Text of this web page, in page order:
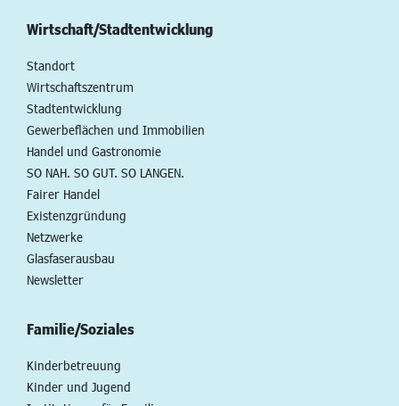
Wirtschaft/Stadtentwicklung
Standort
Wirtschaftszentrum
Stadtentwicklung
Gewerbeflächen und Immobilien
Handel und Gastronomie
SO NAH. SO GUT. SO LANGEN.
Fairer Handel
Existenzgründung
Netzwerke
Glasfaserausbau
Newsletter
Familie/Soziales
Kinderbetreuung
Kinder und Jugend